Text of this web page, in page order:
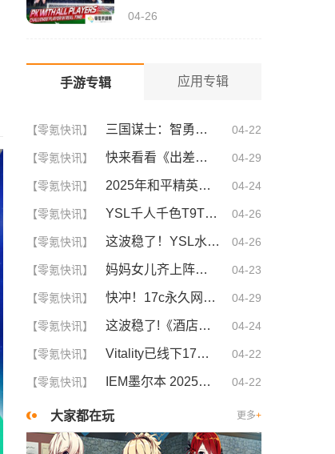
有效)通用礼包兑换码大
04-26
手游专辑 应用专辑
【零氪快讯】 三国谋士：智勇双全的幕后英雄 04-22
【零氪快讯】 快来看看《出差的日子》叶爱背后的深刻故事！竟然让人泪崩的原因 04-29
【零氪快讯】 2025年和平精英CDKEY兑换码领取方法及使用技巧 04-24
【零氪快讯】 YSL千人千色T9T9T9T9T9MBA！揭秘背后的设计秘密，难怪网友都在疯传！ 04-26
【零氪快讯】 这波稳了！YSL水蜜桃86满十八和88区别，背后暗藏的秘密你知道吗？ 04-26
【零氪快讯】 妈妈女儿齐上阵！这5大策略让你们关系更亲密，感情升温不可挡！ 04-23
【零氪快讯】 快冲！17c永久网名你不可不知的3大秘诀！| 成为网名大神的终极指南 04-29
【零氪快讯】 这波稳了!《酒店激战》1-5集免费观看中文版，网友疯狂推荐！ 04-24
【零氪快讯】 Vitality已线下17连胜，追平Astralis并列第三 04-22
【零氪快讯】 IEM墨尔本 2025：再下一城！MOUZ 2-0 GL 04-22
大家都在玩 更多+